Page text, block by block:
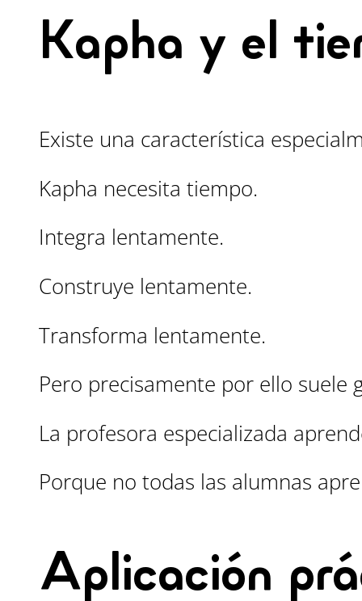
Kapha y el
Existe una característica
Kapha necesita tiempo.
Integra lentamente.
Construye lentamente.
Transforma lentamente.
Pero precisamente por ello suele
La profesora especializada
Porque no todas las alumnas
Aplicación